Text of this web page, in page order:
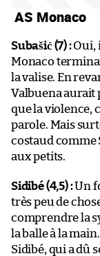
AS Monaco
Subašić (7) :Oui,
Monaco
la valise. En
Valbuena aurait
que la violence,
parole. Mais
costaud comme
aux petits.
Sidibé (4,5) :Un
très peu de
comprendre la
la balle à la
Sidibé, qui a dû